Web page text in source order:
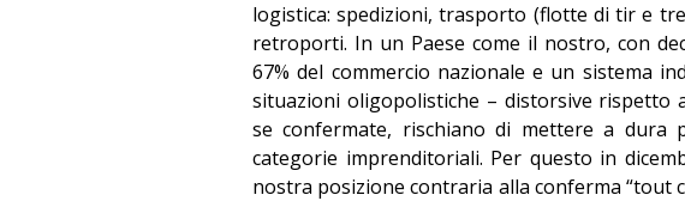
logistica: spedizioni, trasporto (flotte di tir e
retroporti. In un Paese come il nostro, con
67% del commercio nazionale e un sistema
situazioni oligopolistiche – distorsive
se confermate, rischiano di mettere a dura
categorie imprenditoriali. Per questo in
nostra posizione contraria alla conferma “tout